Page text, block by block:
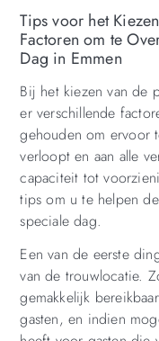
Tips voor het
Factoren om te
Dag in Emmen
Bij het kiezen van de
er verschillende
gehouden om ervoor
verloopt en aan alle
capaciteit tot
tips om u te helpen
speciale dag.
Een van de eerste
van de trouwlocatie.
gemakkelijk
gasten, en indien